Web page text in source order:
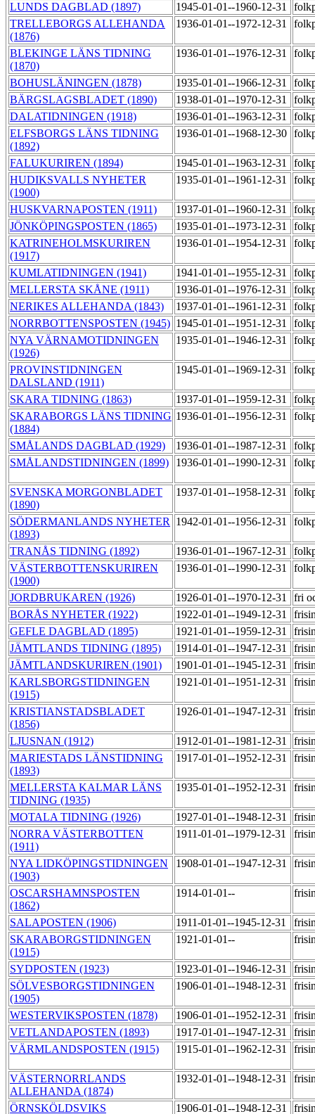
LUNDS DAGBLAD (1897)
1945-01-01--1960-12-31
TRELLEBORGS ALLEHANDA
(1876)
1936-01-01--1972-12-31
BLEKINGE LÄNS TIDNING
(1870)
1936-01-01--1976-12-31
BOHUSLÄNINGEN (1878) 1935-01-01--1966-12-31
BÄRGSLAGSBLADET (1890)
1938-01-01--1970-12-31
DALATIDNINGEN (1918)
1936-01-01--1963-12-31
ELFSBORGS LÄNS TIDNING
(1892)
1936-01-01--1968-12-30
FALUKURIREN (1894) 1945-01-01--1963-12-31
HUDIKSVALLS NYHETER
(1900)
1935-01-01--1961-12-31
HUSKVARNAPOSTEN (1911) 1937-01-01--1960-12-31
JÖNKÖPINGSPOSTEN (1865)
1935-01-01--1973-12-31
KATRINEHOLMSKURIREN
(1917)
1936-01-01--1954-12-31
KUMLATIDNINGEN (1941) 1941-01-01--1955-12-31
MELLERSTA SKÅNE (1911)
1936-01-01--1976-12-31
NERIKES ALLEHANDA (1843)
1937-01-01--1961-12-31
NORRBOTTENSPOSTEN (1945) 1945-01-01--1951-12-31
NYA VÄRNAMOTIDNINGEN
(1926)
1935-01-01--1946-12-31
PROVINSTIDNINGEN
DALSLAND (1911)
1945-01-01--1969-12-31
SKARA TIDNING (1863) 1937-01-01--1959-12-31
SKARABORGS LÄNS TIDNING
(1884)
1936-01-01--1956-12-31
SMÅLANDS DAGBLAD (1929) 1936-01-01--1987-12-31
SMÅLANDSTIDNINGEN (1899)
1936-01-01--1990-12-31
SVENSKA MORGONBLADET
(1890)
1937-01-01--1958-12-31
SÖDERMANLANDS NYHETER
(1893)
1942-01-01--1956-12-31
TRANÅS TIDNING (1892) 1936-01-01--1967-12-31
VÄSTERBOTTENSKURIREN
(1900)
1936-01-01--1990-12-31
JORDBRUKAREN (1926) 1926-01-01--1970-12-31
fri
BORÅS NYHETER (1922)
1922-01-01--1949-12-31
GEFLE DAGBLAD (1895)
1921-01-01--1959-12-31
JÄMTLANDS TIDNING (1895)
1914-01-01--1947-12-31
JÄMTLANDSKURIREN (1901)
1901-01-01--1945-12-31
KARLSBORGSTIDNINGEN
(1915)
1921-01-01--1951-12-31
KRISTIANSTADSBLADET
(1856)
1926-01-01--1947-12-31
LJUSNAN (1912) 1912-01-01--1981-12-31
MARIESTADS LÄNSTIDNING
(1893)
1917-01-01--1952-12-31
MELLERSTA KALMAR LÄNS
TIDNING (1935)
1935-01-01--1952-12-31
MOTALA TIDNING (1926) 1927-01-01--1948-12-31
NORRA VÄSTERBOTTEN
(1911)
1911-01-01--1979-12-31
NYA LIDKÖPINGSTIDNINGEN
(1903)
1908-01-01--1947-12-31
OSCARSHAMNSPOSTEN
(1862)
1914-01-01--
SALAPOSTEN (1906) 1911-01-01--1945-12-31
SKARABORGSTIDNINGEN
(1915)
1921-01-01--
SYDPOSTEN (1923) 1923-01-01--1946-12-31
SÖLVESBORGSTIDNINGEN
(1905)
1906-01-01--1948-12-31
WESTERVIKSPOSTEN (1878) 1906-01-01--1952-12-31
VETLANDAPOSTEN (1893)
1917-01-01--1947-12-31
VÄRMLANDSPOSTEN (1915)
1915-01-01--1962-12-31
VÄSTERNORRLANDS
ALLEHANDA (1874)
1932-01-01--1948-12-31
ÖRNSKÖLDSVIKS 1906-01-01--1948-12-31